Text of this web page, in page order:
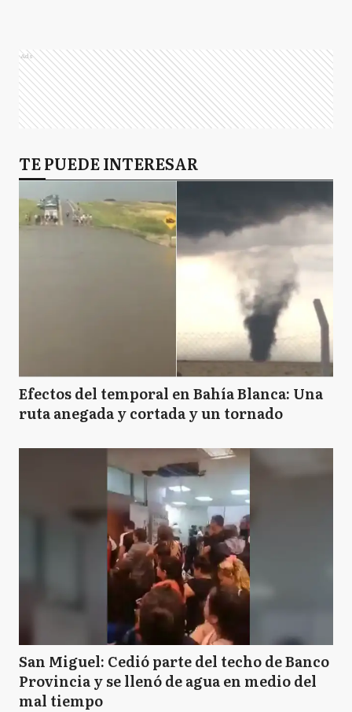
Ads
TE PUEDE INTERESAR
Efectos del temporal en Bahía Blanca: Una
ruta anegada y cortada y un tornado
San Miguel: Cedió parte del techo de Banco
Provincia y se llenó de agua en medio del
mal tiempo